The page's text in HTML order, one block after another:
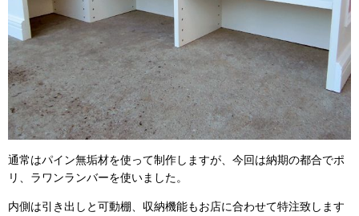
通常はパイン無垢材を使って制作しますが、今回は納期の都合でポ
リ、ラワンランバーを使いました。
内側は引き出しと可動棚、収納機能もお店に合わせて特注致します